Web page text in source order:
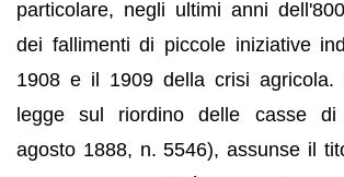
particolare, negli ultimi anni
dei fallimenti di piccole iniziative
1908 e il 1909 della crisi agricola.
legge sul riordino delle casse di
agosto 1888, n. 5546), assunse il